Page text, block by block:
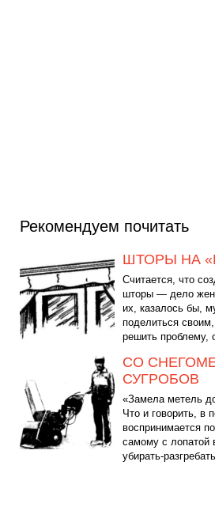
Рекомендуем почитать
ШТОРЫ НА
Считается, что
шторы — дело
их, казалось бы,
поделиться
решить проблему,
СО
СУГРОБОВ
«Замела метель
Что и говорить, в
воспринимается
самому с лопатой
убирать-